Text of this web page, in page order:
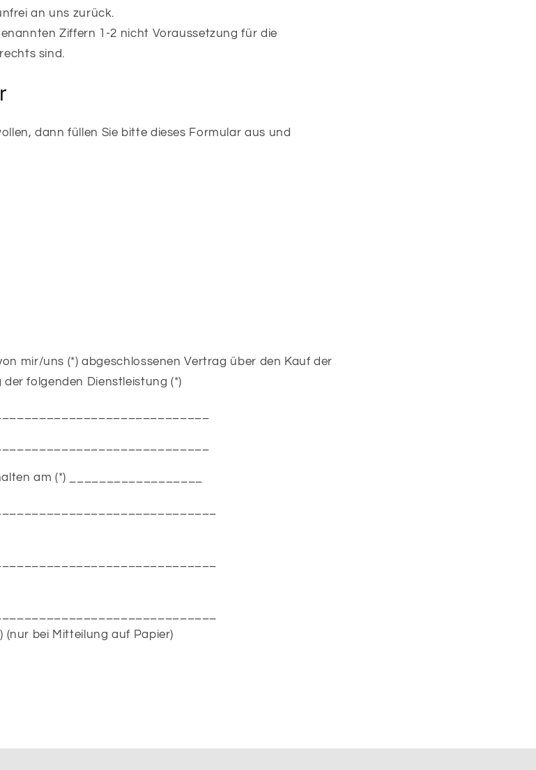
an uns zurück.
Ziffern 1-2 nicht Voraussetzung für die
sind.
dann füllen Sie bitte dieses Formular aus und
mir/uns (*) abgeschlossenen Vertrag über den Kauf der
folgenden Dienstleistung (*)
am (*) __________________
bei Mitteilung auf Papier)